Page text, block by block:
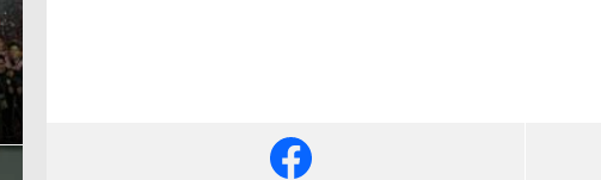
الدوري الإسباني